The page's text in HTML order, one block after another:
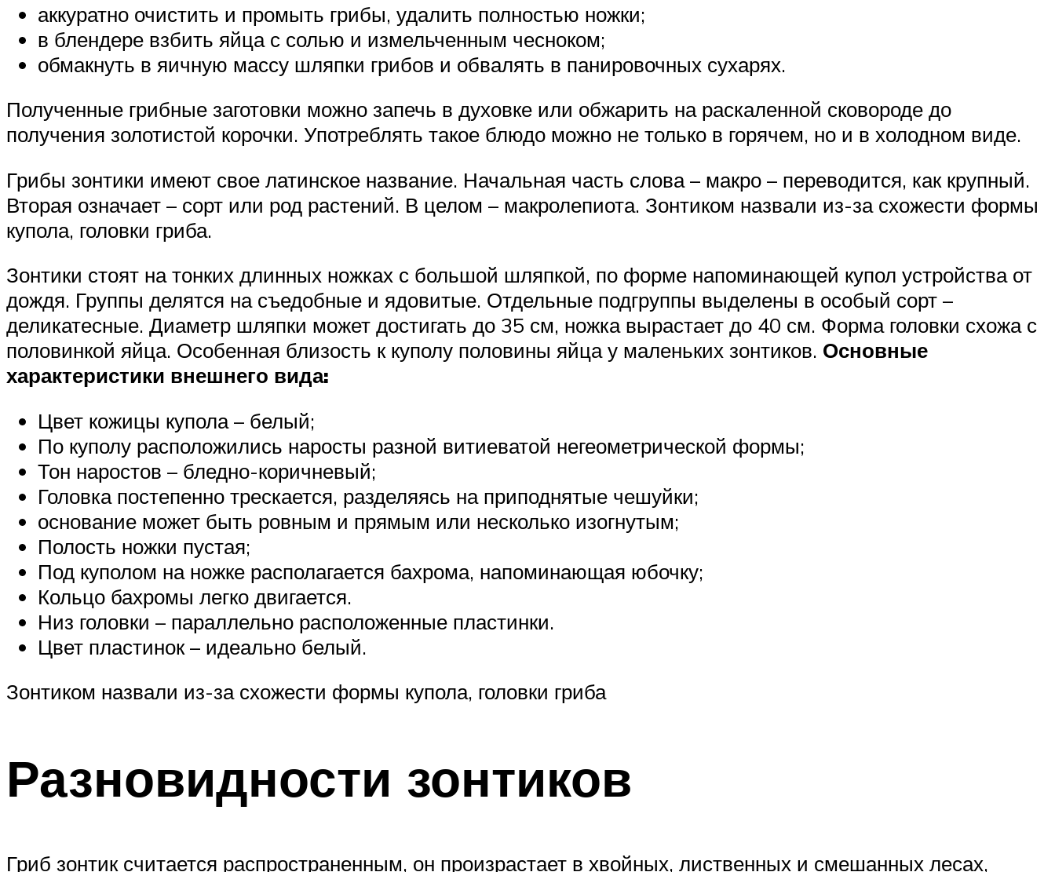
аккуратно очистить и промыть грибы, удалить полностью ножки;
в блендере взбить яйца с солью и измельченным чесноком;
обмакнуть в яичную массу шляпки грибов и обвалять в панировочных сухарях.
Полученные грибные заготовки можно запечь в духовке или обжарить на раскаленной сковороде до
получения золотистой корочки. Употреблять такое блюдо можно не только в горячем, но и в холодном виде.
Грибы зонтики имеют свое латинское название. Начальная часть слова – макро – переводится, как крупный.
Вторая означает – сорт или род растений. В целом – макролепиота. Зонтиком назвали из-за схожести формы
купола, головки гриба.
Зонтики стоят на тонких длинных ножках с большой шляпкой, по форме напоминающей купол устройства от
дождя. Группы делятся на съедобные и ядовитые. Отдельные подгруппы выделены в особый сорт –
деликатесные. Диаметр шляпки может достигать до 35 см, ножка вырастает до 40 см. Форма головки схожа с
половинкой яйца. Особенная близость к куполу половины яйца у маленьких зонтиков. Основные
характеристики внешнего вида:
Цвет кожицы купола – белый;
По куполу расположились наросты разной витиеватой негеометрической формы;
Тон наростов – бледно-коричневый;
Головка постепенно трескается, разделяясь на приподнятые чешуйки;
основание может быть ровным и прямым или несколько изогнутым;
Полость ножки пустая;
Под куполом на ножке располагается бахрома, напоминающая юбочку;
Кольцо бахромы легко двигается.
Низ головки – параллельно расположенные пластинки.
Цвет пластинок – идеально белый.
Зонтиком назвали из-за схожести формы купола, головки гриба
Разновидности зонтиков
Гриб зонтик считается распространенным, он произрастает в хвойных, лиственных и смешанных лесах,